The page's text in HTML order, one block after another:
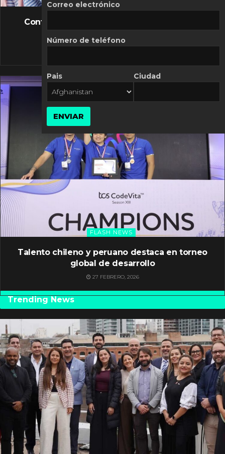
FLASH NEWS
Controversia de Mercado Libre por costos
10 MARZO, 2026
FLASH NEWS
Talento chileno y peruano destaca en torneo
global de desarrollo
27 FEBRERO, 2026
Trending News
Correo electrónico
Número de teléfono
Pais Ciudad
ENVIAR